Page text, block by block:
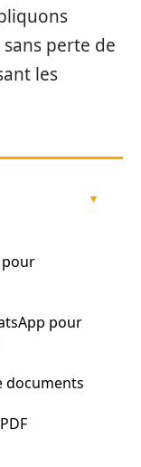
perte de
les
pour
pour
documents